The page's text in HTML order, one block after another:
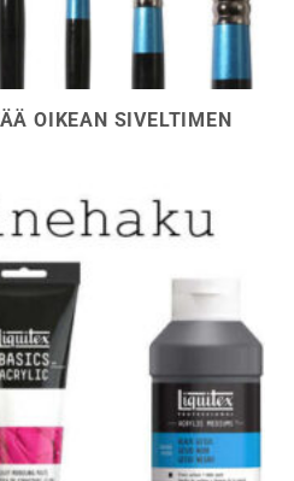
OIKEAN SIVELTIMEN